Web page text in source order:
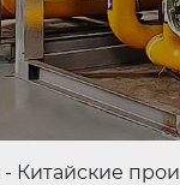
- Китайские